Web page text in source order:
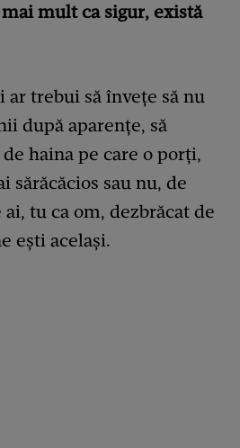
mult ca sigur, există
ar trebui să învețe să nu
după aparențe, să
haina pe care o porți,
sărăcăcios sau nu, de
tu ca om, dezbrăcat de
ești acelaşi.